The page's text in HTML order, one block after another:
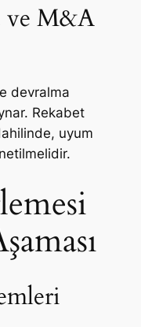
ve M&A
devralma
Rekabet
uyum